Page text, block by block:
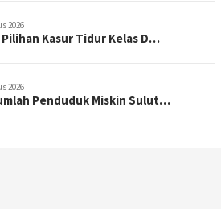
2026
Pilihan Kasur Tidur Kelas D…
2026
Penduduk Miskin Sulut…